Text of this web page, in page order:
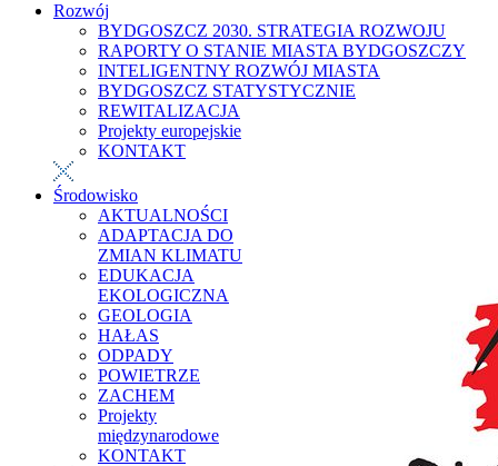
Rozwój
BYDGOSZCZ 2030. STRATEGIA ROZWOJU
RAPORTY O STANIE MIASTA BYDGOSZCZY
INTELIGENTNY ROZWÓJ MIASTA
BYDGOSZCZ STATYSTYCZNIE
REWITALIZACJA
Projekty europejskie
KONTAKT
Środowisko
AKTUALNOŚCI
ADAPTACJA DO
ZMIAN KLIMATU
EDUKACJA
EKOLOGICZNA
GEOLOGIA
HAŁAS
ODPADY
POWIETRZE
ZACHEM
Projekty
międzynarodowe
KONTAKT